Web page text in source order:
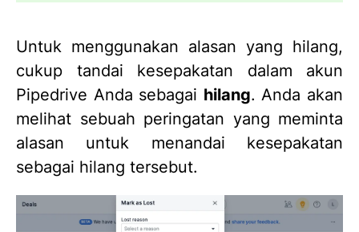
Untuk menggunakan alasan yang hilang,
cukup tandai kesepakatan dalam akun
Pipedrive Anda sebagai hilang. Anda akan
melihat sebuah peringatan yang meminta
alasan untuk menandai kesepakatan
sebagai hilang tersebut.